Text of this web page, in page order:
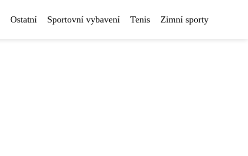
Ostatní Sportovní vybavení Tenis Zimní sporty